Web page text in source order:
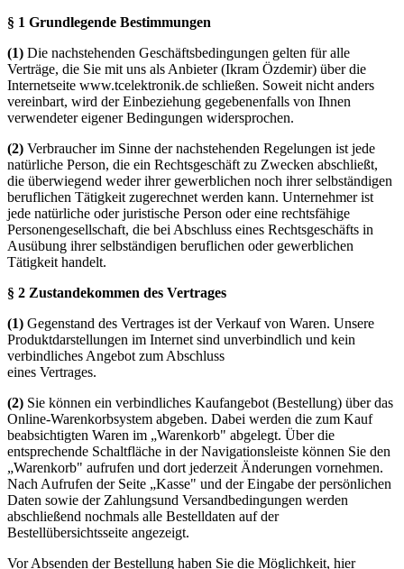
§ 1 Grundlegende Bestimmungen
(1) Die nachstehenden Geschäftsbedingungen gelten für alle
Verträge, die Sie mit uns als Anbieter (Ikram Özdemir) über die
Internetseite www.tcelektronik.de schließen. Soweit nicht anders
vereinbart, wird der Einbeziehung gegebenenfalls von Ihnen
verwendeter eigener Bedingungen widersprochen.
(2) Verbraucher im Sinne der nachstehenden Regelungen ist jede
natürliche Person, die ein Rechtsgeschäft zu Zwecken abschließt,
die überwiegend weder ihrer gewerblichen noch ihrer selbständigen
beruflichen Tätigkeit zugerechnet werden kann. Unternehmer ist
jede natürliche oder juristische Person oder eine rechtsfähige
Personengesellschaft, die bei Abschluss eines Rechtsgeschäfts in
Ausübung ihrer selbständigen beruflichen oder gewerblichen
Tätigkeit handelt.
§ 2 Zustandekommen des Vertrages
(1) Gegenstand des Vertrages ist der Verkauf von Waren. Unsere
Produktdarstellungen im Internet sind unverbindlich und kein
verbindliches Angebot zum Abschluss
eines Vertrages.
(2) Sie können ein verbindliches Kaufangebot (Bestellung) über das
Online-Warenkorbsystem abgeben. Dabei werden die zum Kauf
beabsichtigten Waren im „Warenkorb" abgelegt. Über die
entsprechende Schaltfläche in der Navigationsleiste können Sie den
„Warenkorb" aufrufen und dort jederzeit Änderungen vornehmen.
Nach Aufrufen der Seite „Kasse" und der Eingabe der persönlichen
Daten sowie der Zahlungsund Versandbedingungen werden
abschließend nochmals alle Bestelldaten auf der
Bestellübersichtsseite angezeigt.
Vor Absenden der Bestellung haben Sie die Möglichkeit, hier